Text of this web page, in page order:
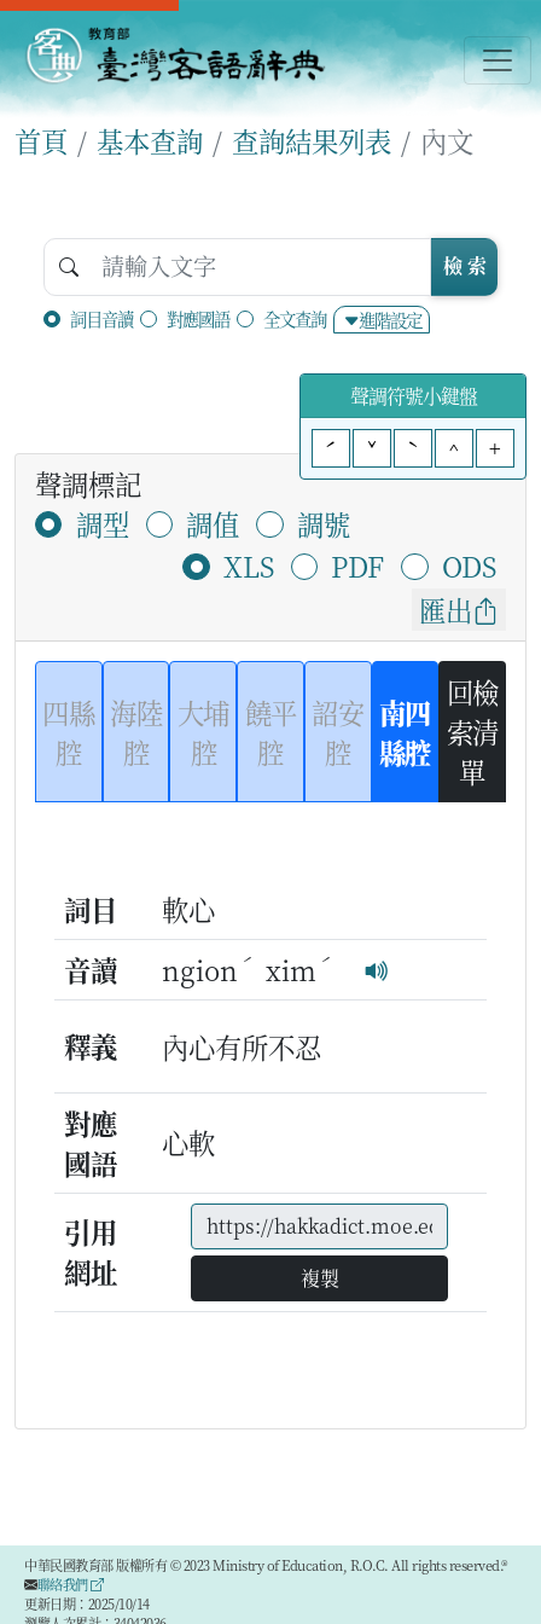
首頁 基本查詢 查詢結果列表 內文
詞目音讀 對應國語 全文查詢 進階設定
檢 索
聲調符號小鍵盤
ˊ
ˇ ˋ ^ +
聲調標記
調型
調值
調號
XLS
PDF
ODS
匯出
四縣
腔
海陸
腔
大埔
腔
饒平
腔
詔安
腔
南四
縣腔
回檢
索清
單
詞目
軟心
音讀
ngion ˊ xim ˊ
釋義
內心有所不忍
對應
國語
心軟
引用
網址
複製
中華民國教育部 版權所有 © 2023 Ministry of Education, R.O.C. All rights reserved.®
聯絡我們
更新日期：2025/10/14